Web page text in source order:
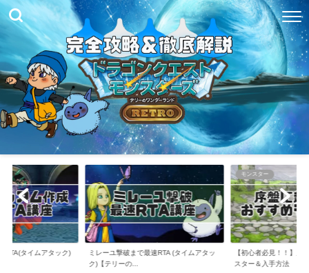
RTA(タイムアタック)
ミレーユ撃破まで最速RTA (タイムアタッ
ク)【テリーの...
モンスター
【初心者必見！！】序
スター＆入手方法